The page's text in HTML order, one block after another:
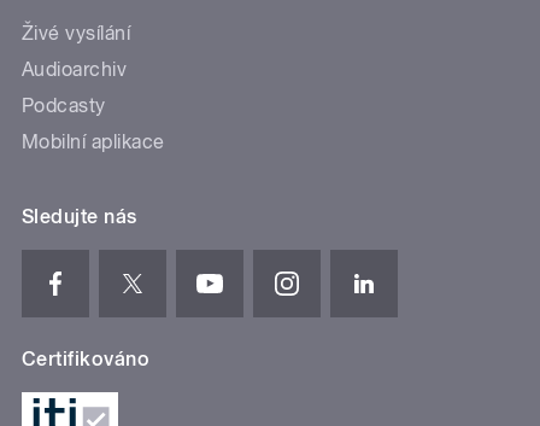
Živé vysílání
Audioarchiv
Podcasty
Mobilní aplikace
Sledujte nás
Certifikováno